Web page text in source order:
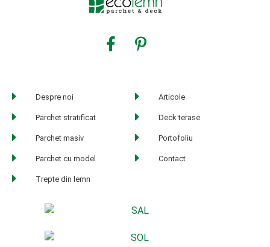
Despre noi
Parchet stratificat
Parchet masiv
Parchet cu model
Trepte din lemn
Articole
Deck terase
Portofoliu
Contact